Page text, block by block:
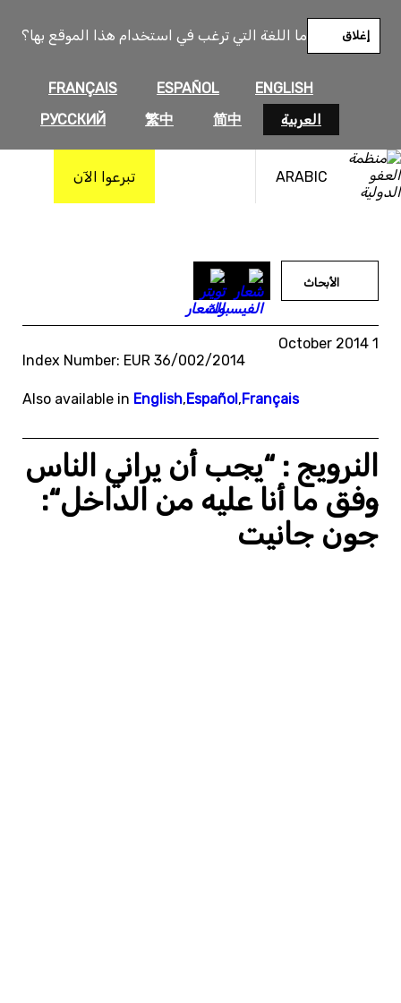
ما اللغة التي ترغب في استخدام هذا الموقع بها؟
ENGLISH
ESPAÑOL
FRANÇAIS
العربية
简中
繁中
РУССКИЙ
إغلاق
ARABIC تبرعوا الآن
المحتوى
الأبحاث
1 October 2014
Index Number: EUR 36/002/2014
Also available in English,Español,Français
النرويج : “يجب أن يراني الناس
وفق ما أنا عليه من الداخل“:
جون جانيت